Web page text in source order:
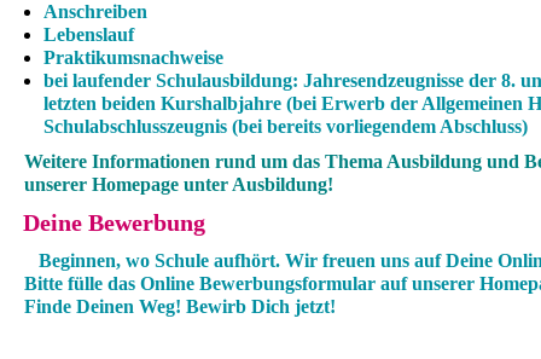
Anschreiben
Lebenslauf
Praktikumsnachweise
bei laufender Schulausbildung: Jahresendzeugnisse der 8.
letzten beiden Kurshalbjahre (bei Erwerb der Allgemeinen
Schulabschlusszeugnis (bei bereits vorliegendem Abschluss)
Weitere Informationen rund um das Thema Ausbildung und
unserer Homepage unter Ausbildung!
Deine Bewerbung
Beginnen, wo Schule aufhört. Wir freuen uns auf Deine
Bitte fülle das Online Bewerbungsformular auf unserer
Finde Deinen Weg! Bewirb Dich jetzt!